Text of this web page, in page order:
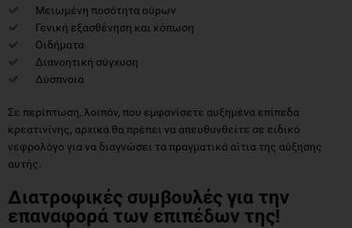
Μειωμένη ποσότητα ούρων
Γενική εξασθένηση και κόπωση
Οιδήματα
Διανοητική σύγχυση
Δύσπνοια
Σε περίπτωση, λοιπόν, που εμφανίσετε αυξημένα επίπεδα
κρεατινίνης, αρχικά θα πρέπει να απευθυνθείτε σε ειδικό
νεφρολόγο για να διαγνώσει τα πραγματικά αίτια της αύξησης
αυτής.
Διατροφικές συμβουλές για την
επαναφορά των επιπέδων της!